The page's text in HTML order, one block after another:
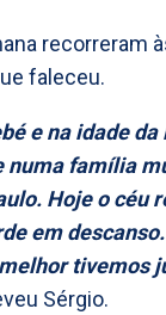
recorreram
faleceu.
e na idade
numa família
Hoje o céu
em
tivemos
Sérgio.